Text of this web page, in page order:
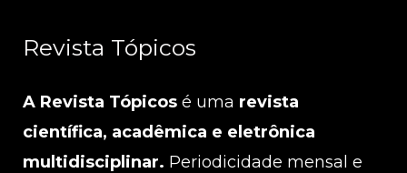
Revista Tópicos
A Revista Tópicos é uma revista
científica, acadêmica e eletrônica
multidisciplinar. Periodicidade mensal e